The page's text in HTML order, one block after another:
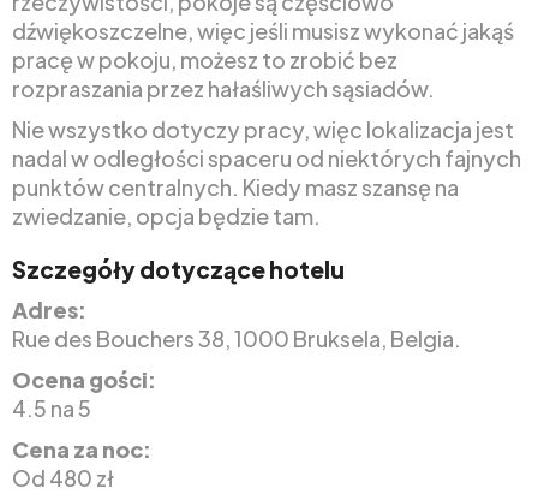
dźwiękoszczelne, więc jeśli musisz wykonać jakąś
pracę w pokoju, możesz to zrobić bez
rozpraszania przez hałaśliwych sąsiadów.
Nie wszystko dotyczy pracy, więc lokalizacja jest
nadal w odległości spaceru od niektórych fajnych
punktów centralnych. Kiedy masz szansę na
zwiedzanie, opcja będzie tam.
Szczegóły dotyczące hotelu
Adres:
Rue des Bouchers 38, 1000 Bruksela, Belgia.
Ocena gości:
4.5 na 5
Cena za noc:
Od 480 zł